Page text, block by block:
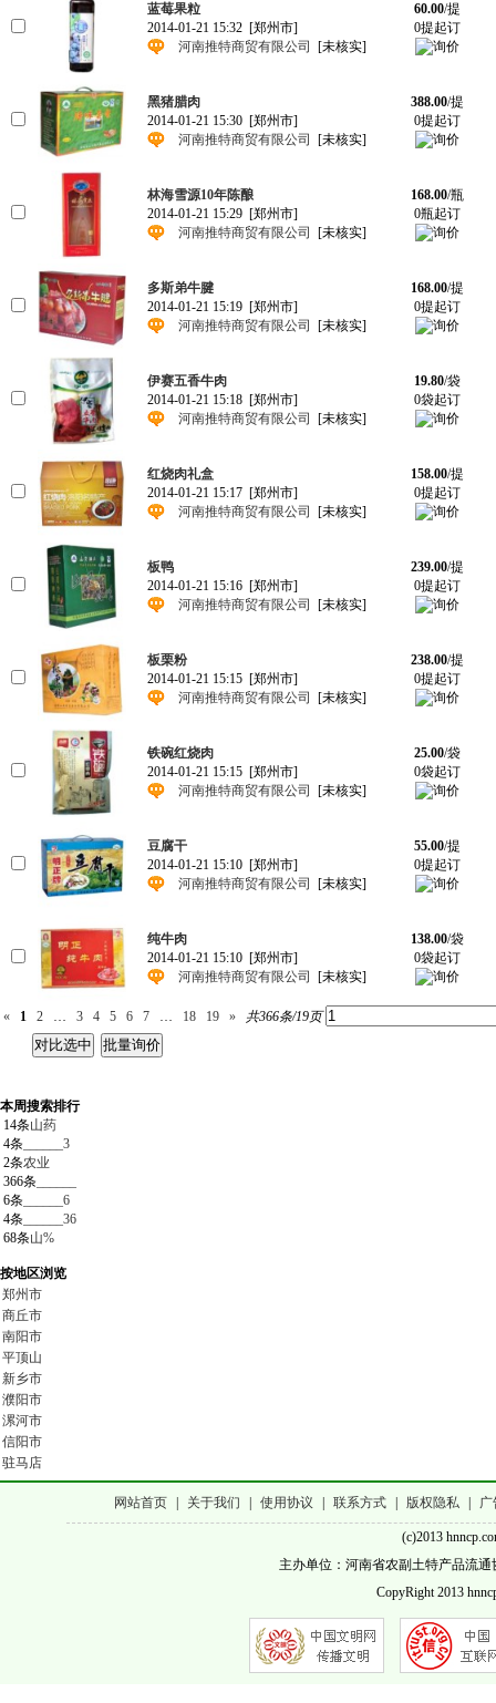
蓝莓果粒
2014-01-21 15:32 [郑州市]
河南推特商贸有限公司
[未核实]
60.00/提
0提起订
黑猪腊肉
2014-01-21 15:30 [郑州市]
河南推特商贸有限公司
[未核实]
388.00/提
0提起订
林海雪源10年陈酿
2014-01-21 15:29 [郑州市]
河南推特商贸有限公司
[未核实]
168.00/瓶
0瓶起订
多斯弟牛腱
2014-01-21 15:19 [郑州市]
河南推特商贸有限公司
[未核实]
168.00/提
0提起订
伊赛五香牛肉
2014-01-21 15:18 [郑州市]
河南推特商贸有限公司
[未核实]
19.80/袋
0袋起订
红烧肉礼盒
2014-01-21 15:17 [郑州市]
河南推特商贸有限公司
[未核实]
158.00/提
0提起订
板鸭
2014-01-21 15:16 [郑州市]
河南推特商贸有限公司
[未核实]
239.00/提
0提起订
板栗粉
2014-01-21 15:15 [郑州市]
河南推特商贸有限公司
[未核实]
238.00/提
0提起订
铁碗红烧肉
2014-01-21 15:15 [郑州市]
河南推特商贸有限公司
[未核实]
25.00/袋
0袋起订
豆腐干
2014-01-21 15:10 [郑州市]
河南推特商贸有限公司
[未核实]
55.00/提
0提起订
纯牛肉
2014-01-21 15:10 [郑州市]
河南推特商贸有限公司
[未核实]
138.00/袋
0袋起订
« 1 2 … 3 4 5 6 7 … 18 19 » 共366条/19页
本周搜索排行
14条山药
4条 ______3
2条农业
366条
6条 ______6
4条 ______36
68条山%
按地区浏览
郑州市
商丘市
南阳市
平顶山
新乡市
濮阳市
漯河市
信阳市
驻马店
网站首页 关于我们 使用协议 联系方式 版权隐私 广
(c)2013
主办单位：河南省农副土特产品流通
CopyRight 2013